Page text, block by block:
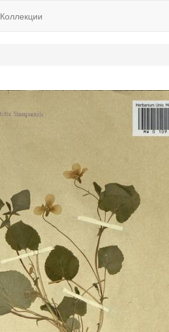
Коллекции